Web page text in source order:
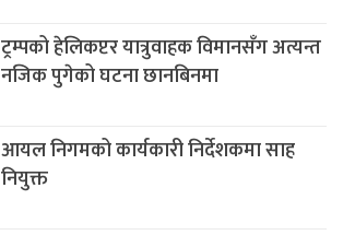
ट्रम्पको हेलिकप्टर यात्रुवाहक विमानसँग अत्यन्त
नजिक पुगेको घटना छानबिनमा
आयल निगमको कार्यकारी निर्देशकमा साह
नियुक्त